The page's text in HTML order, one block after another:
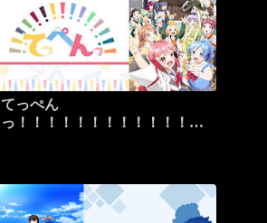
てっぺん
っ！！！！！！！！！！！！！